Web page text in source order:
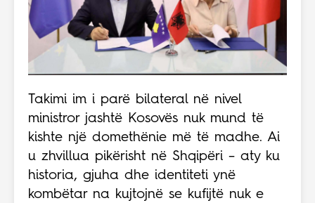
Takimi im i parë bilateral në nivel
ministror jashtë Kosovës nuk mund të
kishte një domethënie më të madhe. Ai
u zhvillua pikërisht në Shqipëri – aty ku
historia, gjuha dhe identiteti ynë
kombëtar na kujtojnë se kufijtë nuk e